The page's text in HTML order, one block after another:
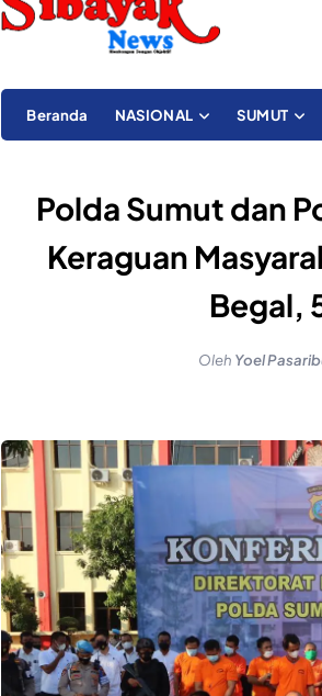
Beranda NASIONAL SUMUT
Polda Sumut dan
Keraguan
Begal,
Oleh Yoel